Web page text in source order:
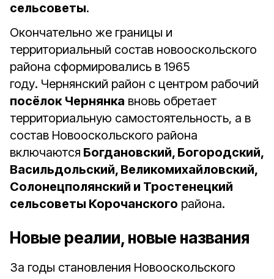
сельсоветы.
Окончательно же границы и
территориальный состав новооскольского
района сформировались в 1965
году. Чернянский район с центром рабочий
посёлок Чернянка вновь обретает
территориальную самостоятельность, а в
состав Новооскольского района
включаются Богдановский, Богородский,
Васильдольский, Великомихайловский,
Солонецполянский и Тростенецкий
сельсоветы Корочанского района.
Новые реалии, новые названия
За годы становления Новооскольского